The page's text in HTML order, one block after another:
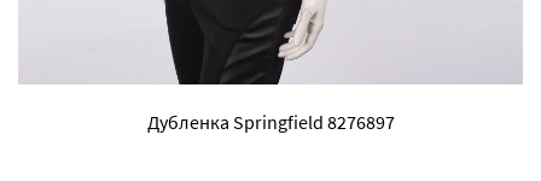
Дубленка Springfield 8276897